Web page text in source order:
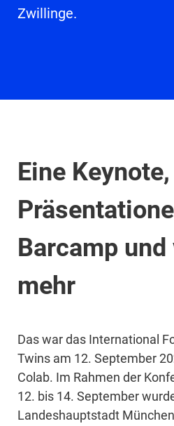
Zwillinge.
Eine
Barcamp
mehr
Das war das International
Twins am 12. September
Colab. Im Rahmen der
12. bis 14. September
Landeshauptstadt